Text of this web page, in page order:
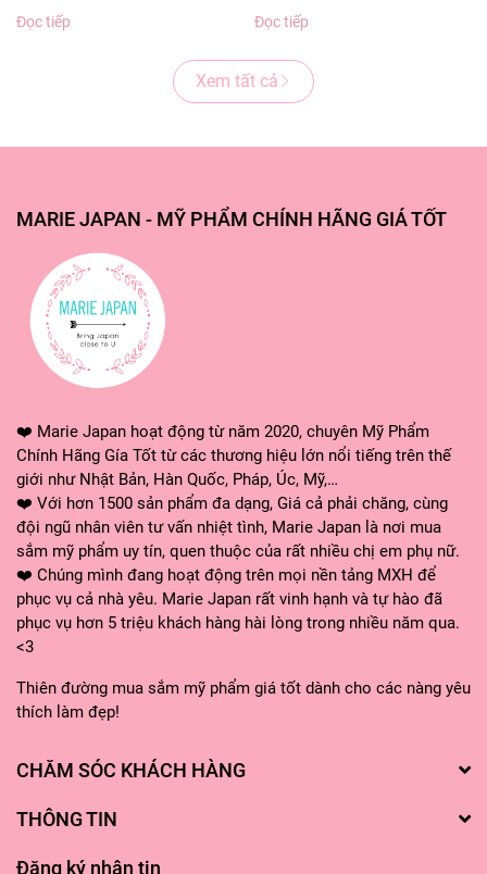
biết?Theo...
Đọc tiếp
Đọc tiếp
Xem tất cả
MARIE JAPAN - MỸ PHẨM CHÍNH HÃNG GIÁ TỐT
❤️ Marie Japan hoạt động từ năm 2020, chuyên Mỹ Phẩm
Chính Hãng Gía Tốt từ các thương hiệu lớn nổi tiếng trên thế
giới như Nhật Bản, Hàn Quốc, Pháp, Úc, Mỹ,…
❤️ Với hơn 1500 sản phẩm đa dạng, Giá cả phải chăng, cùng
đội ngũ nhân viên tư vấn nhiệt tình, Marie Japan là nơi mua
sắm mỹ phẩm uy tín, quen thuộc của rất nhiều chị em phụ nữ.
❤️ Chúng mình đang hoạt động trên mọi nền tảng MXH để
phục vụ cả nhà yêu. Marie Japan rất vinh hạnh và tự hào đã
phục vụ hơn 5 triệu khách hàng hài lòng trong nhiều năm qua.
<3
Thiên đường mua sắm mỹ phẩm giá tốt dành cho các nàng yêu
thích làm đẹp!
CHĂM SÓC KHÁCH HÀNG
THÔNG TIN
Đăng ký nhận tin